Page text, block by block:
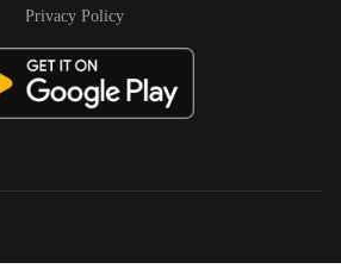
Privacy Policy